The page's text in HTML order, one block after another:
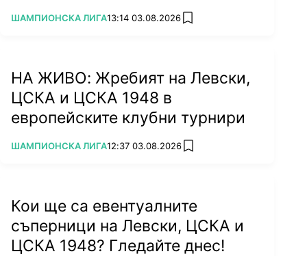
ПОВЕЧЕ ОТ
ШАМПИОНСКА ЛИГА13:14 03.08.2026 add favorites
НА ЖИВО: Жребият на Левски,
ЦСКА и ЦСКА 1948 в
европейските клубни турнири
ПОВЕЧЕ ОТ
ШАМПИОНСКА ЛИГА12:37 03.08.2026 add favorites
Кои ще са евентуалните
съперници на Левски, ЦСКА и
ЦСКА 1948? Гледайте днес!